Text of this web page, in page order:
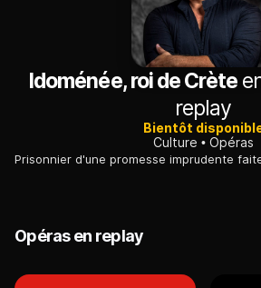
Idoménée, roi de Crète
replay
Bientôt
Culture
Opéras
Opéras en replay